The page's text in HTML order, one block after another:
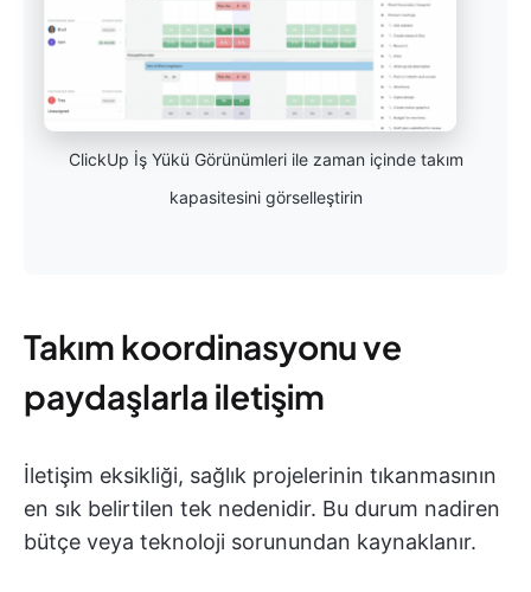
ClickUp İş Yükü Görünümleri ile zaman içinde takım
kapasitesini görselleştirin
Takım koordinasyonu ve
paydaşlarla iletişim
İletişim eksikliği, sağlık projelerinin tıkanmasının
en sık belirtilen tek nedenidir. Bu durum nadiren
bütçe veya teknoloji sorunundan kaynaklanır.